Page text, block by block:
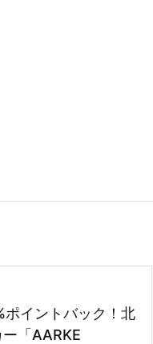
ポイントバック！北
「AARKE